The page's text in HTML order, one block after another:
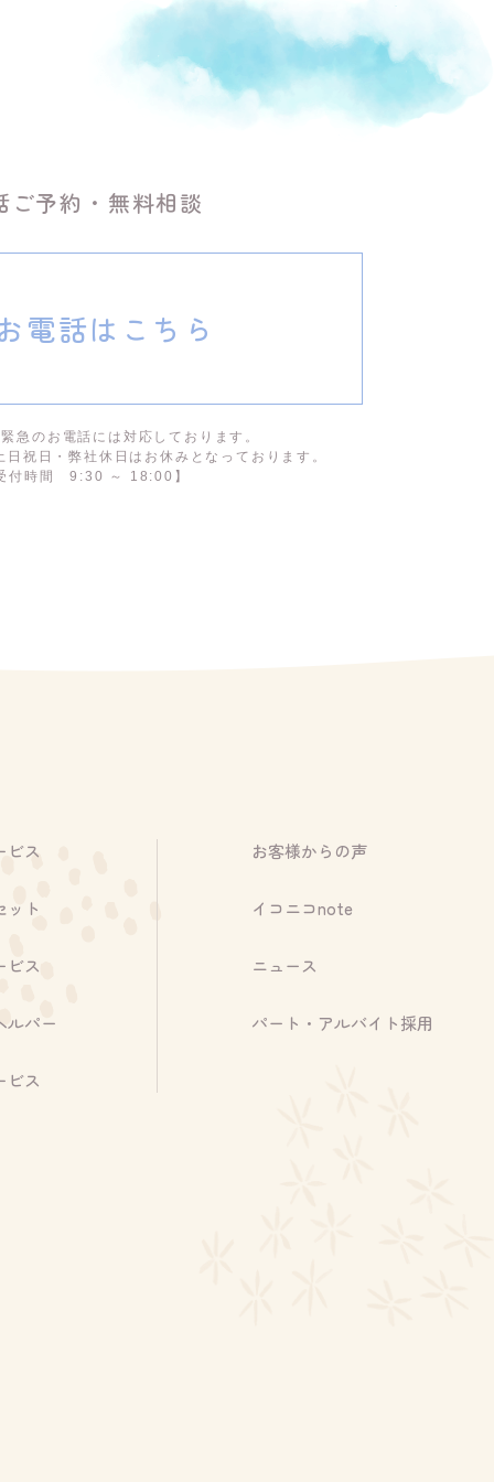
ご予約・無料相談
電話はこちら
急のお電話には対応しております。
祝日・弊社休日はお休みと なっております。
付時間 9:30 ～ 18:00】
ビス
ット
ビス
ルパー
ビス
お客様からの声
イコニコnote
ニュース
パート・アルバイト採用